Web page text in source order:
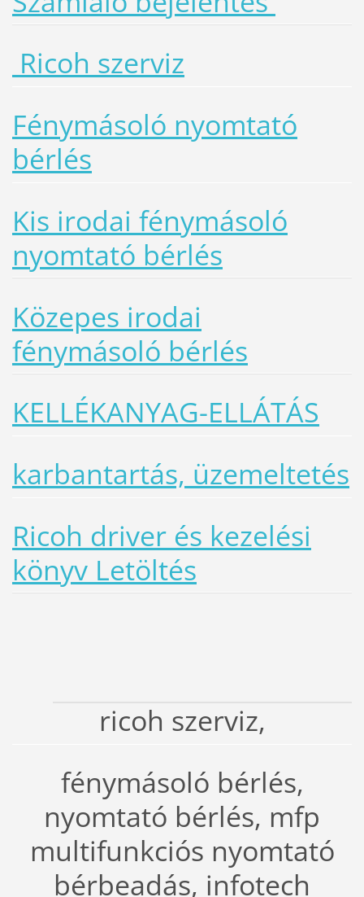
Ricoh szerviz
Fénymásoló nyomtató
bérlés
Kis irodai fénymásoló
nyomtató bérlés
Közepes irodai
fénymásoló bérlés
KELLÉKANYAG-ELLÁTÁS
karbantartás, üzemeltetés
Ricoh driver és kezelési
könyv Letöltés
ricoh szerviz,
fénymásoló bérlés,
nyomtató bérlés, mfp
multifunkciós nyomtató
bérbeadás, infotech